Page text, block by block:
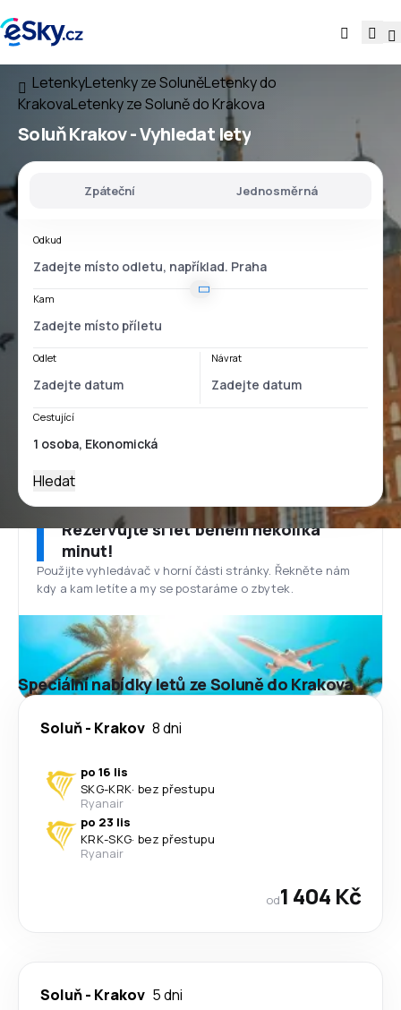
LetenkyLetenky ze SoluněLetenky do
KrakovaLetenky ze Soluně do Krakova
Soluň Krakov- Vyhledat lety
Zpáteční Jednosměrná
Odkud
Kam
Odlet Návrat
Cestující
Hledat
Rezervujte si let během několika
minut!
Použijte vyhledávač v horní části stránky. Řekněte nám
kdy a kam letíte a my se postaráme o zbytek.
Speciální nabídky letů ze Soluně do Krakova
Soluň- Krakov 8 dni
po 16 lis
SKG-KRK· bez přestupu
Ryanair
po 23 lis
KRK-SKG· bez přestupu
Ryanair
od1 404 Kč
Soluň- Krakov 5 dni